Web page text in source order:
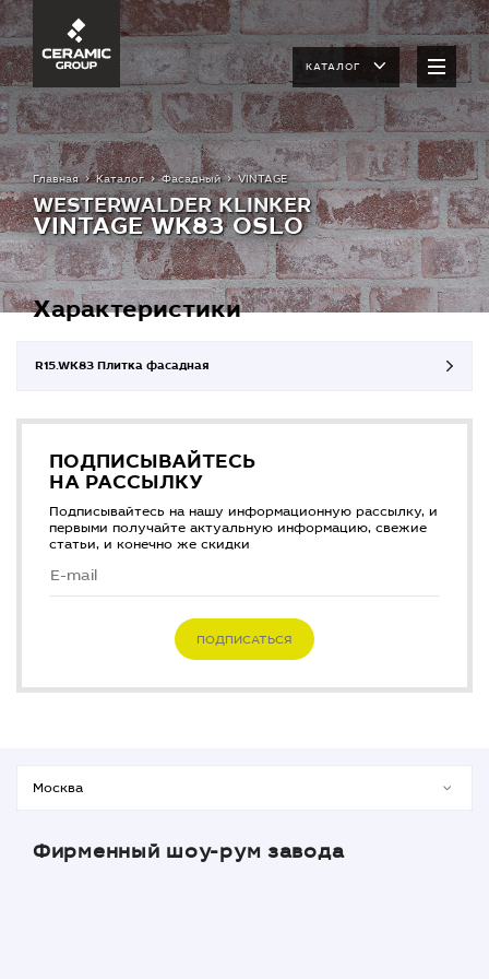
КАТАЛОГ
Главная Каталог Фасадный VINTAGE
WESTERWALDER KLINKER
VINTAGE WK83 OSLO
Характеристики
R15.WK83 Плитка фасадная
ПОДПИСЫВАЙТЕСЬ
НА РАССЫЛКУ
Подписывайтесь на нашу информационную рассылку, и
первыми получайте актуальную информацию, свежие
статьи, и конечно же скидки
ПОДПИСАТЬСЯ
Фирменный шоу-рум завода